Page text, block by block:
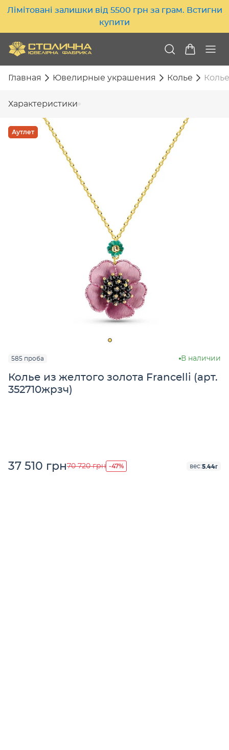
Лімітовані залишки від 5500 грн за грам. Встигни
купити
Главная Ювелирные украшения Колье
Характеристики
Аутлет
585 проба В наличии
Колье из желтого золота Francelli (арт.
352710жрзч)
37 510 грн70 720 грн -47% вес:5.44г